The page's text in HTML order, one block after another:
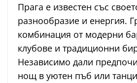
Прага е известен със
разнообразие и енергия.
комбинация от модерни
клубове и традиционни
Независимо дали
нощ в уютен пъб или